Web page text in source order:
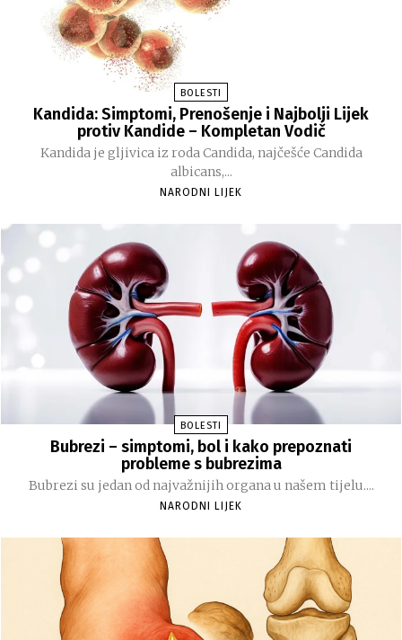
BOLESTI
Kandida: Simptomi, Prenošenje i Najbolji Lijek
protiv Kandide – Kompletan Vodič
Kandida je gljivica iz roda Candida, najčešće Candida
albicans,...
NARODNI LIJEK
BOLESTI
Bubrezi – simptomi, bol i kako prepoznati
probleme s bubrezima
Bubrezi su jedan od najvažnijih organa u našem tijelu....
NARODNI LIJEK